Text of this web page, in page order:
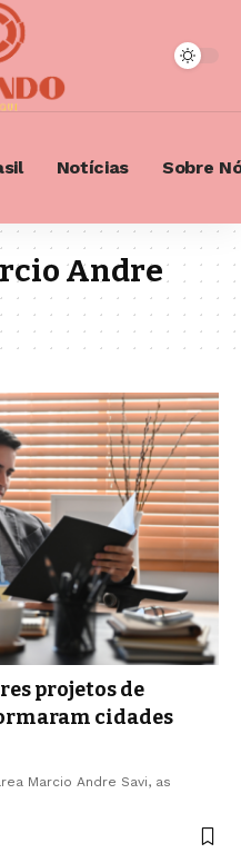
Notícias Sobre
Andre
projetos de
cidades
Marcio Andre Savi, as